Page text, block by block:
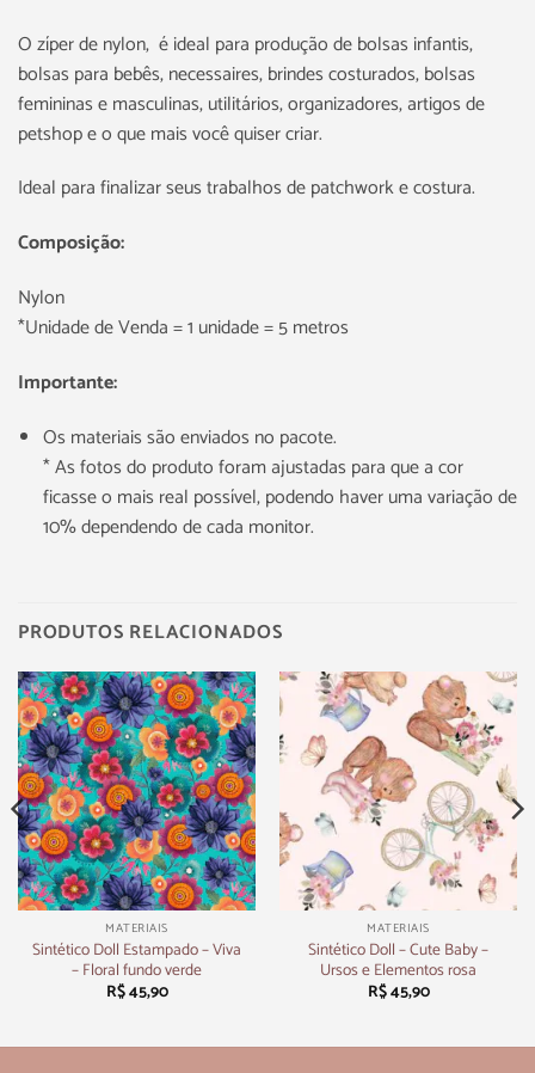
O zíper de nylon, é ideal para produção de bolsas infantis,
bolsas para bebês, necessaires, brindes costurados, bolsas
femininas e masculinas, utilitários, organizadores, artigos de
petshop e o que mais você quiser criar.
Ideal para finalizar seus trabalhos de patchwork e costura.
Composição:
Nylon
*Unidade de Venda = 1 unidade = 5 metros
Importante:
Os materiais são enviados no pacote.
* As fotos do produto foram ajustadas para que a cor
ficasse o mais real possível, podendo haver uma variação de
10% dependendo de cada monitor.
PRODUTOS RELACIONADOS
MATERIAIS
Sintético Doll Estampado – Viva
– Floral fundo verde
R$45,90
MATERIAIS
Sintético Doll – Cute Baby –
Ursos e Elementos rosa
R$45,90